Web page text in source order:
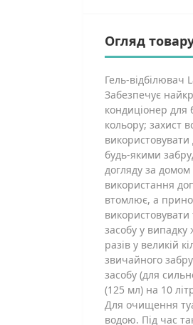
Огляд
Гель-відбілювач
Забезпечує
кондиціонер для
кольору; захист
використовувати
будь-якими
догляду за
використання
втомлює, а
засобу у
разів у великій
звичайного
засобу (для
(125 мл) на 10
Для очищення
водою. Під час